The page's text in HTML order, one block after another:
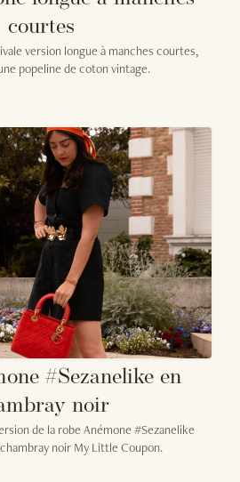
courtes
version longue à manches courtes,
popeline de coton vintage.
#Sezanelike en
noir
de la robe Anémone #Sezanelike
noir My Little Coupon.